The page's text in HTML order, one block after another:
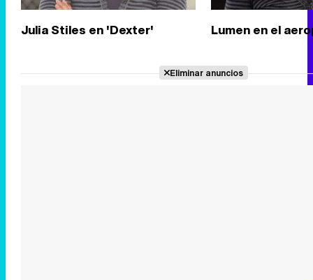
Julia Stiles en 'Dexter' Lumen en el
Eliminar anuncios